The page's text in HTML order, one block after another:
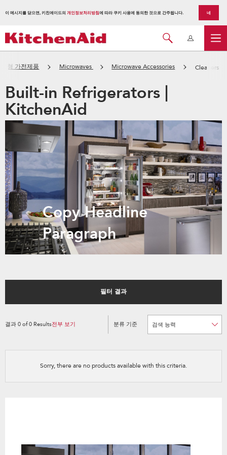
이 메시지를 닫으면, 키친에이드의 개인정보처리방침에 따라 쿠키 사용에 동의한 것으로 간주됩니다. 네
대형 가전제품 Microwaves Microwave Accessories Cleaners
Built-in Refrigerators |
KitchenAid
Copy Headline
Paragraph
필터 결과
결과 0 of0 Results전부 보기
Content
of
has
changed
분류 기준
Changing
the
option
page
will
updating
Sorry, there are no products available with this criteria.